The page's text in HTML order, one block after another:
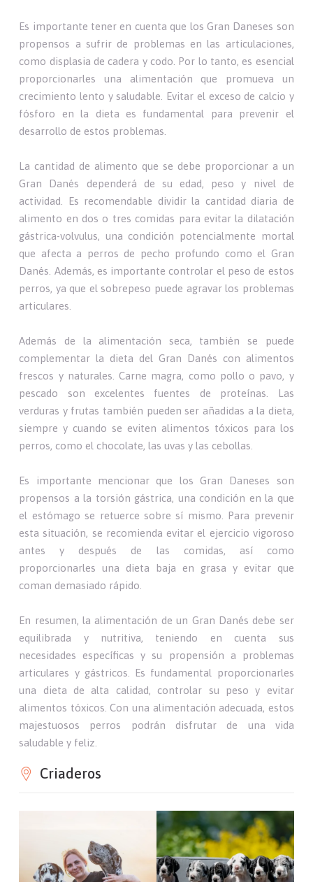
Es importante tener en cuenta que los Gran Daneses son
propensos a sufrir de problemas en las articulaciones,
como displasia de cadera y codo. Por lo tanto, es esencial
proporcionarles una alimentación que promueva un
crecimiento lento y saludable. Evitar el exceso de calcio y
fósforo en la dieta es fundamental para prevenir el
desarrollo de estos problemas.
La cantidad de alimento que se debe proporcionar a un
Gran Danés dependerá de su edad, peso y nivel de
actividad. Es recomendable dividir la cantidad diaria de
alimento en dos o tres comidas para evitar la dilatación
gástrica-volvulus, una condición potencialmente mortal
que afecta a perros de pecho profundo como el Gran
Danés. Además, es importante controlar el peso de estos
perros, ya que el sobrepeso puede agravar los problemas
articulares.
Además de la alimentación seca, también se puede
complementar la dieta del Gran Danés con alimentos
frescos y naturales. Carne magra, como pollo o pavo, y
pescado son excelentes fuentes de proteínas. Las
verduras y frutas también pueden ser añadidas a la dieta,
siempre y cuando se eviten alimentos tóxicos para los
perros, como el chocolate, las uvas y las cebollas.
Es importante mencionar que los Gran Daneses son
propensos a la torsión gástrica, una condición en la que
el estómago se retuerce sobre sí mismo. Para prevenir
esta situación, se recomienda evitar el ejercicio vigoroso
antes y después de las comidas, así como
proporcionarles una dieta baja en grasa y evitar que
coman demasiado rápido.
En resumen, la alimentación de un Gran Danés debe ser
equilibrada y nutritiva, teniendo en cuenta sus
necesidades específicas y su propensión a problemas
articulares y gástricos. Es fundamental proporcionarles
una dieta de alta calidad, controlar su peso y evitar
alimentos tóxicos. Con una alimentación adecuada, estos
majestuosos perros podrán disfrutar de una vida
saludable y feliz.
Criaderos